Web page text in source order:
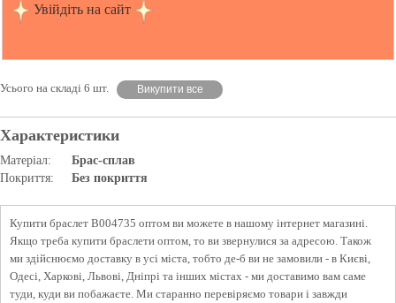
Увійдіть на сайт
Усього на складі 6 шт. Викупити все
Характеристики
Матеріал:
Брас-сплав
Покриття:
Без покриття
Купити браслет B004735 оптом ви можете в нашому інтернет магазині.
Якщо треба купити браслети оптом, то ви звернулися за адресою. Також
ми здійснюємо доставку в усі міста, тобто де-б ви не замовили - в Києві,
Одесі, Харкові, Львові, Дніпрі та інших містах - ми доставимо вам саме
туди, куди ви побажаєте. Ми старанно перевіряємо товари і завжди